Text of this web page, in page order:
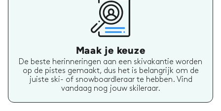
Maak je keuze
De beste herinneringen aan een skivakantie worden
op de pistes gemaakt, dus het is belangrijk om de
juiste ski- of snowboardleraar te hebben. Vind
vandaag nog jouw skileraar.